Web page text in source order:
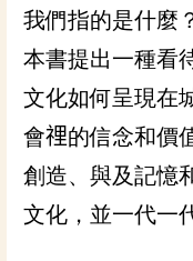
我們指的是什麼
本書提出一種看
文化如何呈現在
會𥚃的信念和價
創造、與及記憶
文化，並一代一